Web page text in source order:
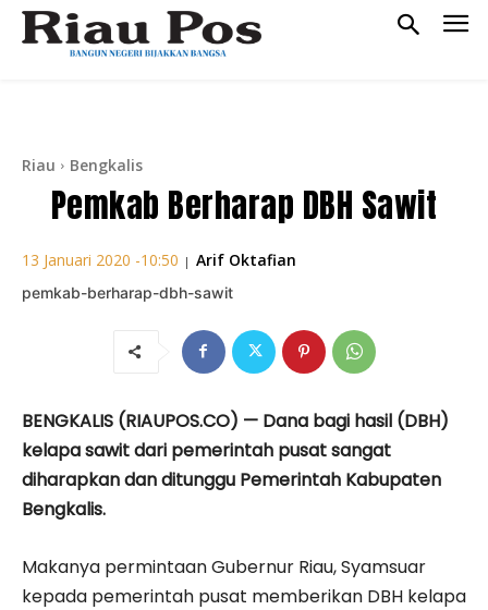
Riau Bengkalis
Pemkab Berharap DBH Sawit
13 Januari 2020 -10:50 | Arif Oktafian
pemkab-berharap-dbh-sawit
BENGKALIS (RIAUPOS.CO) — Dana bagi hasil (DBH)
ke­lapa sawit dari pemerintah pusat sangat
diharapkan dan ditunggu Pemerintah Kabupaten
Bengkalis.
Makanya permintaan Gu­bernur Riau, Syamsuar
kepada pemerintah pusat memberikan DBH kelapa